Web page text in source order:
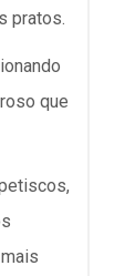
pratos.
que